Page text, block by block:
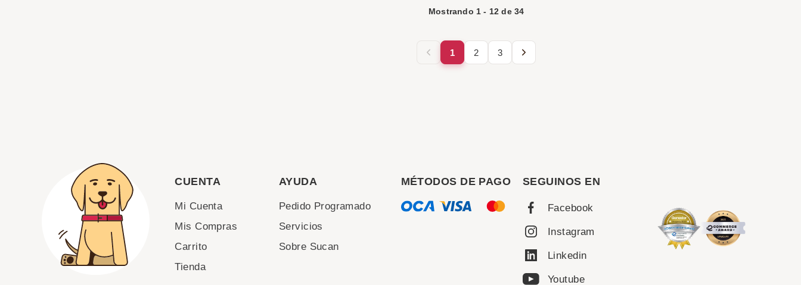
Mostrando 1 - 12 de 34
1 2 3
CUENTA
Mi Cuenta
Mis Compras
Carrito
Tienda
AYUDA
Pedido Programado
Servicios
Sobre Sucan
MÉTODOS DE PAGO SEGUINOS EN
Facebook
Instagram
Linkedin
Youtube